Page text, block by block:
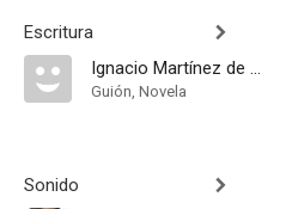
Escritura
Ignacio Martínez de Pisón
Guión, Novela
Sonido